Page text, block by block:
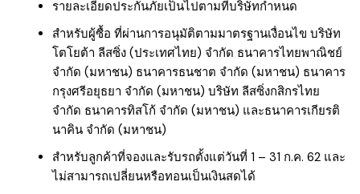
รายละเอียดประกันภัยเป็นไปตามที่บริษัทกำหนด
สำหรับผู้ซื้อ ที่ผ่านการอนุมัติตามมาตรฐานเงื่อนไข บริษัท
โตโยต้า ลีสซิ่ง (ประเทศไทย) จำกัด ธนาคารไทยพาณิชย์
จำกัด (มหาชน) ธนาคารธนชาต จำกัด (มหาชน) ธนาคาร
กรุงศรีอยุธยา จำกัด (มหาชน) บริษัท ลีสซิ่งกสิกรไทย
จำกัด ธนาคารทิสโก้ จำกัด (มหาชน) และธนาคารเกียรติ
นาคิน จำกัด (มหาชน)
สำหรับลูกค้าที่จองและรับรถตั้งแต่วันที่ 1 – 31 ก.ค. 62 และ
ไม่สามารถเปลี่ยนหรือทอนเป็นเงินสดได้